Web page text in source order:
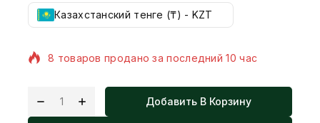
Казахстанский тенге (₸) - KZT
8 товаров продано за последний 10 час
Продается быстро! Более 3 человек имеет в
своей корзине
Добавить В Корзину